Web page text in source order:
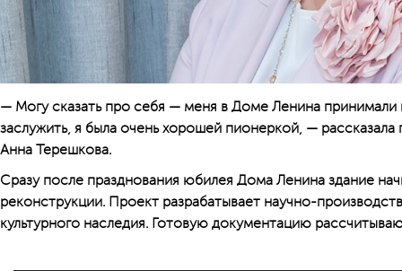
— Могу сказать про себя — меня в Доме Ленина принимали
заслужить, я была очень хорошей пионеркой, —
Анна Терешкова.
Сразу после празднования юбилея Дома Ленина здание
реконструкции. Проект разрабатывает научно-
культурного наследия. Готовую документацию